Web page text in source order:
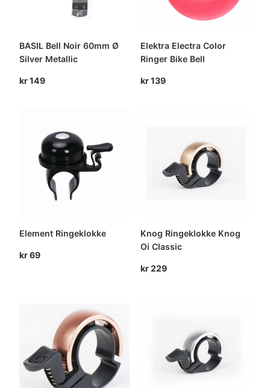
BASIL Bell Noir 60mm Ø
Silver Metallic
kr149
Elektra Electra Color
Ringer Bike Bell
kr139
Element Ringeklokke
kr69
Knog Ringeklokke Knog
Oi Classic
kr229